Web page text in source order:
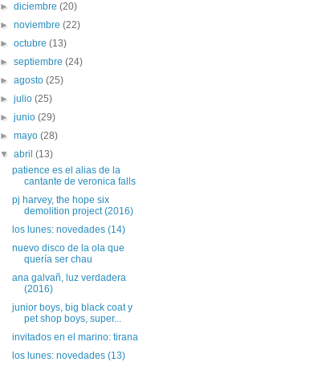
►diciembre(20)
►noviembre(22)
►octubre(13)
►septiembre(24)
►agosto(25)
►julio(25)
►junio(29)
►mayo(28)
▼abril(13)
patience es el alias de la
cantante de veronica falls
pj harvey, the hope six
demolition project (2016)
los lunes: novedades (14)
nuevo disco de la ola que
quería ser chau
ana galvañ, luz verdadera
(2016)
junior boys, big black coat y
pet shop boys, super...
invitados en el marino: tirana
los lunes: novedades (13)